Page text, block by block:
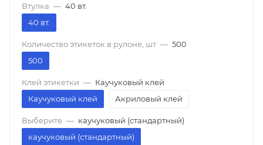
Втулка — 40 вт.
40 вт.
Количество этикеток в рулоне, шт — 500
500
Клей этикетки — Каучуковый клей
Каучуковый клей
Акриловый клей
Выберите — каучуковый (стандартный)
каучуковый (стандартный)